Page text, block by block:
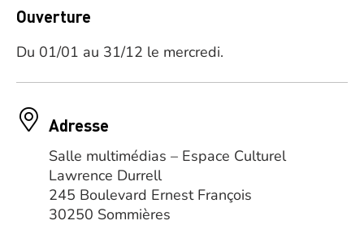
Ouverture
Du 01/01 au 31/12 le mercredi.
Adresse
Salle multimédias – Espace Culturel
Lawrence Durrell
245 Boulevard Ernest François
30250 Sommières